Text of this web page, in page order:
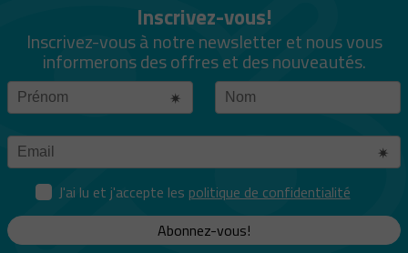
Inscrivez-vous!
Inscrivez-vous à notre newsletter et nous vous
informerons des offres et des nouveautés.
J'ai lu et j'accepte les politique de confidentialité
Abonnez-vous!